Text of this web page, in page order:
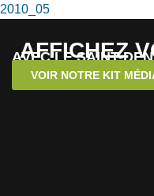
2010_05
AFFICHEZ
AVEC LE SAINT-
VOIR NOTRE KIT